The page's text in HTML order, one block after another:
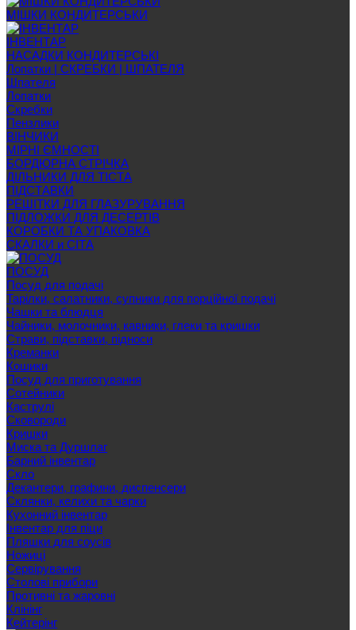
МІШКИ КОНДИТЕРСЬКИ
ІНВЕНТАР
НАСАДКИ КОНДИТЕРСЬКІ
Лопатки | СКРЕБКИ | ШПАТЕЛЯ
Шпателя
Лопатки
Скребки
Пензлики
ВІНЧИКИ
МІРНІ ЄМНОСТІ
БОРДЮРНА СТРІЧКА
ДІЛЬНИКИ ДЛЯ ТІСТА
ПІДСТАВКИ
РЕШІТКИ ДЛЯ ГЛАЗУРУВАННЯ
ПІДЛОЖКИ ДЛЯ ДЕСЕРТІВ
КОРОБКИ ТА УПАКОВКА
СКАЛКИ и СІТА
ПОСУД
Посуд для подачі
Тарілки, салатники, супники для порційної подачі
Чашки та блюдця
Чайники, молочники, кавники, глеки та кришки
Страви, підставки, підноси
Креманки
Кошики
Посуд для приготування
Сотейники
Каструлі
Сковороди
Кришки
Миска та Дуршлаг
Барний інвентар
Скло
Декантери, графини, диспенсери
Склянки, келихи та чарки
Кухонний інвентар
Інвентар для піци
Пляшки для соусів
Ножиці
Сервірування
Cтолові прибори
Противні та жаровні
Клінінг
Кейтерінг